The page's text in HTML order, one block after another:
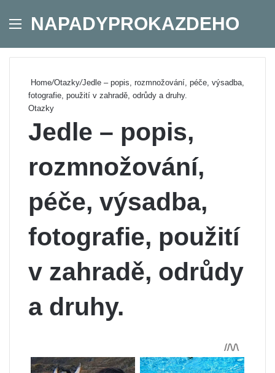
Menu
NAPADYPROKAZDEHO
Home/Otazky/Jedle – popis, rozmnožování, péče, výsadba,
fotografie, použití v zahradě, odrůdy a druhy.
Otazky
Jedle – popis,
rozmnožování,
péče, výsadba,
fotografie, použití
v zahradě, odrůdy
a druhy.